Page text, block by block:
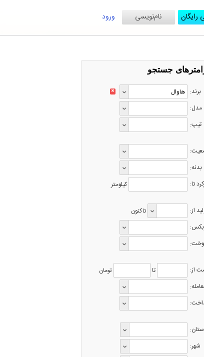
ورود نام‌نویسی رایگان
جستجو
برند: ✖
مدل:
تیپ:
بدنه:
تا:
کیلومتر
از:
تاکنون
از: تا
تومان
شهر: